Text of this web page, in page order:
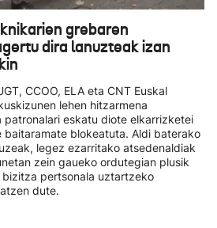
grebaren
dira lanuzteak izan
CCOO, ELA eta CNT Euskal
lehen hitzarmena
patronalari eskatu diote elkarrizketei
blokeatuta. Aldi baterako
legez ezarritako atsedenaldiak
zein gaueko ordutegian plusik
pertsonala uztartzeko
dute.